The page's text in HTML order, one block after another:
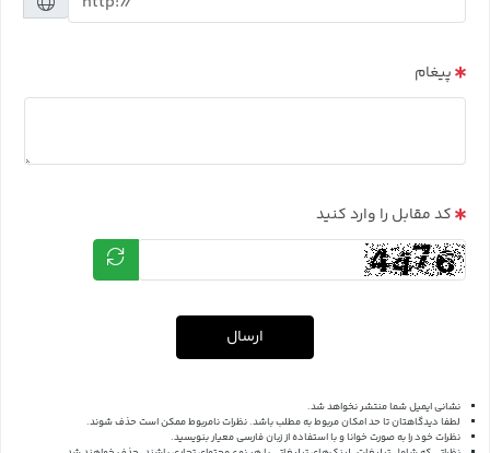
پیغام
کد مقابل را وارد کنید
ارسال
نشانی ایمیل شما منتشر نخواهد شد.
لطفا دیدگاهتان تا حد امکان مربوط به مطلب باشد. نظرات نامربوط ممکن است حذف شوند.
نظرات خود را به صورت خوانا و با استفاده از زبان فارسی معیار بنویسید.